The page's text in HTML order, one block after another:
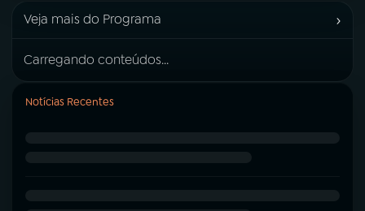
Veja mais do Programa ›
Carregando conteúdos...
Notícias Recentes